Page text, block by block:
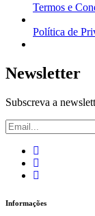
Termos e
Política de
Newsletter
Subscreva a
Informações